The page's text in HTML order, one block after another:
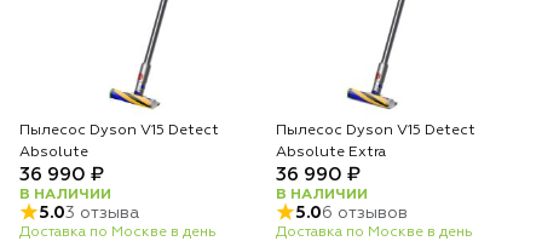
Пылесос Dyson V15 Detect
Absolute
36 990 ₽
В НАЛИЧИИ
5.03 отзыва
Доставка по Москве в день
Пылесос Dyson V15 Detect
Absolute Extra
36 990 ₽
В НАЛИЧИИ
5.06 отзывов
Доставка по Москве в день